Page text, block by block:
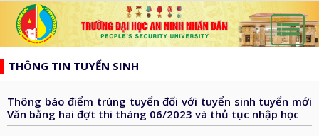
list
search
CHỦ
GIỚI
THIỆU
THÔNG TIN TUYỂN SINH
Thông báo điểm trúng tuyển đối với tuyển sinh tuyển mới
Văn bằng hai đợt thi tháng 06/2023 và thủ tục nhập học